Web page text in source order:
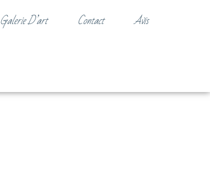
Galerie D’art Contact Avis